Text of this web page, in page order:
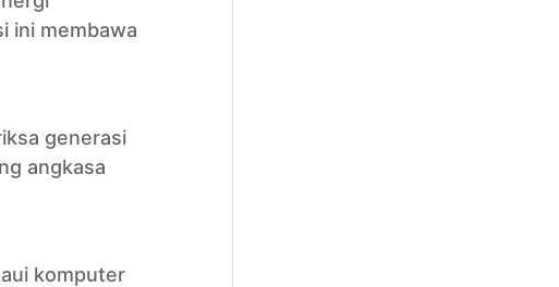
ini membawa
generasi
angkasa
komputer